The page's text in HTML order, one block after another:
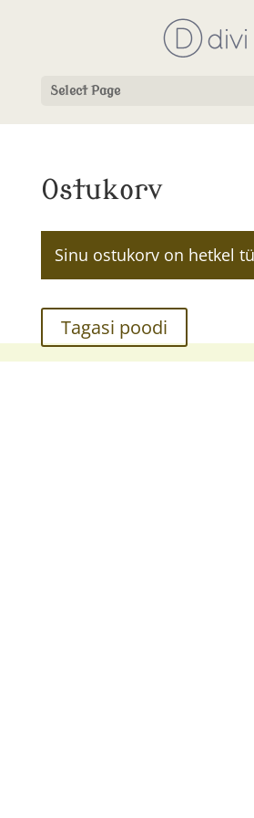
Select Page
Ostukorv
Sinu ostukorv on hetkel
Tagasi poodi